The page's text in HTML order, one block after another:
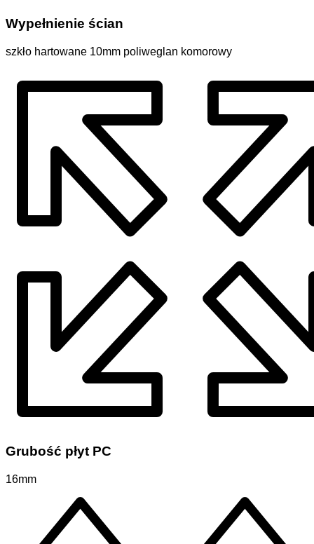
Wypełnienie ścian
szkło hartowane 10mm poliweglan komorowy
Grubość płyt PC
16mm